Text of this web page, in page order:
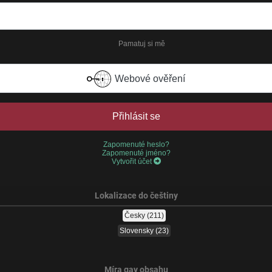
Pamatuj si mě
Webové ověření
Přihlásit se
Zapomenuté heslo?
Zapomenuté jméno?
Vytvořit účet
Lokalizace do češtiny
Česky (211)
Slovensky (23)
Míra gay obsahu